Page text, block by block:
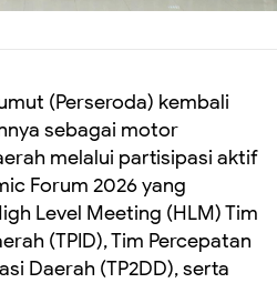
(Perseroda) kembali
sebagai motor
melalui partisipasi aktif
Forum 2026 yang
Level Meeting (HLM) Tim
(TPID), Tim Percepatan
Daerah (TP2DD), serta